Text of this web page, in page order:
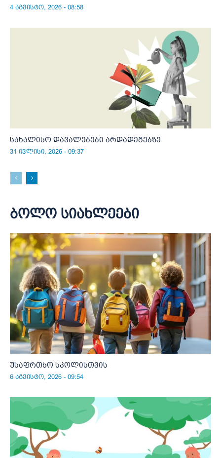
4 აგვისტო, 2026 - 08:58
სახალისო დავალებები არდადეგებზე
31 ივლისი, 2026 - 09:37
ბოლო სიახლეები
უსაფრთხო სკოლისთვის
6 აგვისტო, 2026 - 09:54